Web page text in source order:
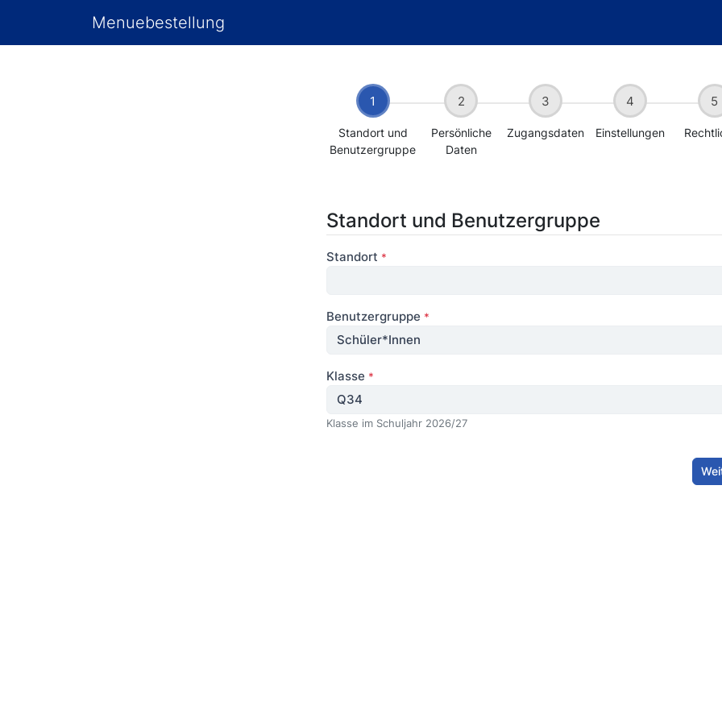
Menuebestellung
Standort und
Benutzergruppe
Persönliche
Daten
Zugangsdaten Einstellungen
Standort und Benutzergruppe
Standort *
Benutzergruppe *
Klasse *
Klasse im Schuljahr 2026/27